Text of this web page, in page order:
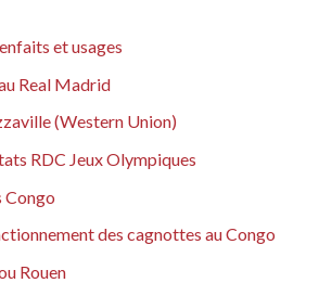
et usages
Real Madrid
(Western Union)
RDC Jeux Olympiques
Congo
des cagnottes au Congo
Rouen